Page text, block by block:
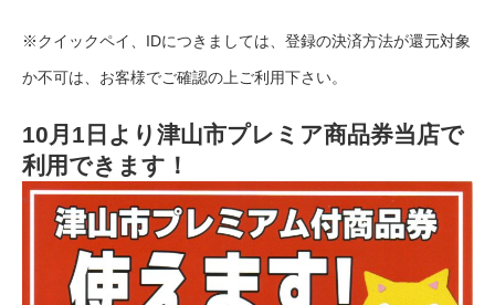
※クイックペイ、IDにつきましては、登録の決済方法が還元対象
か不可は、お客様でご確認の上ご利用下さい。
10月1日より津山市プレミア商品券当店で
利用できます！